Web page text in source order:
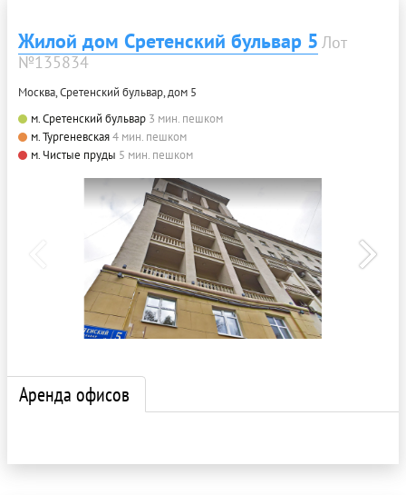
Жилой дом Сретенский бульвар 5 Лот
№135834
Москва, Сретенский бульвар, дом 5
м. Сретенский бульвар 3 мин. пешком
м. Тургеневская4 мин. пешком
м. Чистые пруды 5 мин. пешком
Аренда офисов